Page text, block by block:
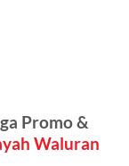
kuota.
terdaftar.
Promo &
Waluran